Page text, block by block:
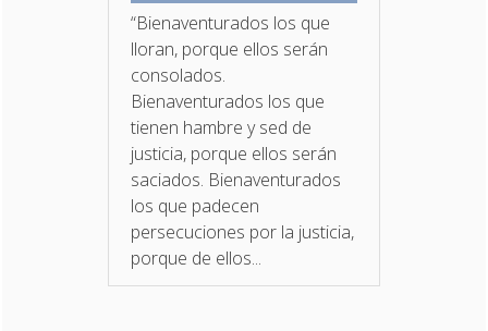
“Bienaventurados los que
lloran, porque ellos serán
consolados.
Bienaventurados los que
tienen hambre y sed de
justicia, porque ellos serán
saciados. Bienaventurados
los que padecen
persecuciones por la justicia,
porque de ellos...